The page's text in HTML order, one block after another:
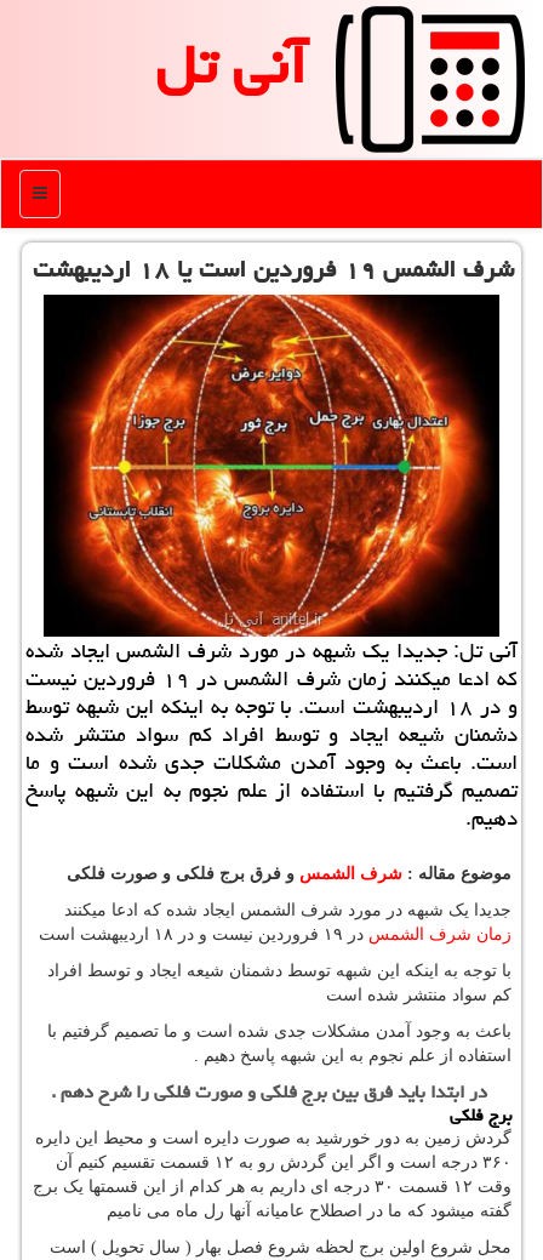
آنی تل
منو
شرف الشمس ۱۹ فروردین است یا ۱۸ اردیبهشت
آنی تل: جدیدا یك شبهه در مورد شرف الشمس ایجاد شده
كه ادعا میكنند زمان شرف الشمس در ۱۹ فروردین نیست
و در ۱۸ اردیبهشت است. با توجه به اینكه این شبهه توسط
دشمنان شیعه ایجاد و توسط افراد كم سواد منتشر شده
است. باعث به وجود آمدن مشكلات جدی شده است و ما
تصمیم گرفتیم با استفاده از علم نجوم به این شبهه پاسخ
دهیم.
موضوع مقاله : شرف الشمس و فرق برج فلکی و صورت فلکی
جدیدا یک شبهه در مورد شرف الشمس ایجاد شده که ادعا میکنند
زمان شرف الشمس در ۱۹ فروردین نیست و در ۱۸ اردیبهشت است
با توجه به اینکه این شبهه توسط دشمنان شیعه ایجاد و توسط افراد
کم سواد منتشر شده است
باعث به وجود آمدن مشکلات جدی شده است و ما تصمیم گرفتیم با
استفاده از علم نجوم به این شبهه پاسخ دهیم .
در ابتدا باید فرق بین برج فلکی و صورت فلکی را شرح دهم .
برج فلکی
گردش زمین به دور خورشید به صورت دایره است و محیط این دایره
۳۶۰ درجه است و اگر این گردش رو به ۱۲ قسمت تقسیم کنیم آن
وقت ۱۲ قسمت ۳۰ درجه ای داریم به هر کدام از این قسمتها یک برج
گفته میشود که ما در اصطلاح عامیانه آنها رل ماه می نامیم
محل شروع اولین برج لحظه شروع فصل بهار ( سال تحویل ) است